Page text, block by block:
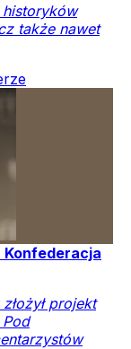
historyków
także nawet
projekt